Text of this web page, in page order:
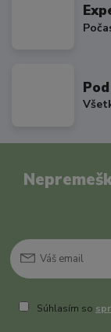
Súhlasím so